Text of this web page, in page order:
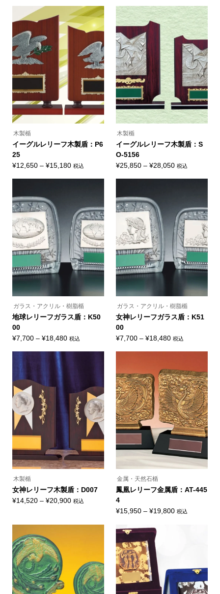
は
品
ー
ジ
か
ら
選
択
で
き
ま
す
は
商
品
ペ
ー
ジ
か
ら
選
択
で
き
ま
帯:
¥13,750
¥25,300
の
品
は
複
数
の
バ
エ
シ
ョ
ン
が
あ
り
ま
す。
オ
プ
シ
ョ
は
ペ
ー
ジ
か
ら
選
択
で
き
す
帯:
¥15,180
¥19,250
の
品
に
は
複
数
の
バ
リ
エ
ー
シ
ョ
ン
が
り
ま
す。
オ
プ
シ
ョ
は
ペ
ー
ジ
選
択
で
き
す
木製楯
イーグルレリーフ木製盾：P6
25
¥12,650 – ¥15,180価
¥15,180
税込
の
に
は
複
数
の
バ
リ
エ
ー
ョ
ン
り
ま
す。
オ
プ
シ
ョ
は
ー
ジ
か
ら
選
択
き
ま
木製楯
イーグルレリーフ木製盾：S
O-5156
¥25,850 –¥28,050価
¥28,050
税込
の
に
は
複
バ
リ
エ
ー
ョ
ン
あ
り
ま
す。
オ
プ
シ
ョ
は
ー
ジ
か
ら
選
択
で
き
ま
ガラス・アクリル・樹脂楯
地球レリーフガラス盾：K50
00
¥7,700 – ¥18,480価
¥18,480
税込
の
は
複
数
の
バ
リ
エ
ー
シ
ン
が
あ
り
ま
す。
オ
プ
シ
は
品
ペ
ー
ジ
か
ら
選
択
ガラス・アクリル・樹脂楯
女神レリーフガラス盾：K51
00
¥7,700 –¥18,480価
¥7,700
–
¥18,480
税込
の
に
は
複
数
の
バ
リ
エ
ー
シ
ン
り
ま
す。
オ
プ
シ
ョ
商
ペ
ー
ジ
か
ら
選
択
木製楯
女神レリーフ木製盾：D007
¥14,520 – ¥20,900価税込
は
複
数
の
バ
リ
エ
ー
金属・天然石楯
鳳凰レリーフ金属盾：AT-445
4
¥15,950 –¥19,800価税込
商
に
は
複
数
の
バ
リ